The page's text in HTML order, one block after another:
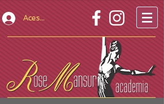
Acesso Restrito